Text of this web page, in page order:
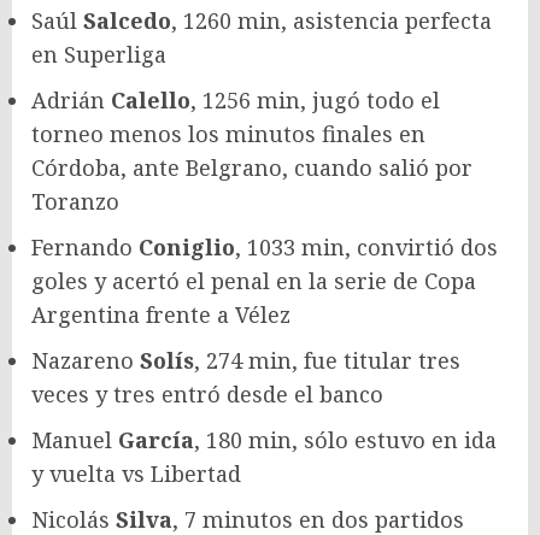
Saúl Salcedo, 1260 min, asistencia perfecta
en Superliga
Adrián Calello, 1256 min, jugó todo el
torneo menos los minutos finales en
Córdoba, ante Belgrano, cuando salió por
Toranzo
Fernando Coniglio, 1033 min, convirtió dos
goles y acertó el penal en la serie de Copa
Argentina frente a Vélez
Nazareno Solís, 274 min, fue titular tres
veces y tres entró desde el banco
Manuel García, 180 min, sólo estuvo en ida
y vuelta vs Libertad
Nicolás Silva, 7 minutos en dos partidos